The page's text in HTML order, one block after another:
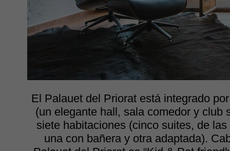
El Palauet del Priorat está integrado
(un elegante hall, sala comedor y club
siete habitaciones (cinco suites, de
una con bañera y otra adaptada).